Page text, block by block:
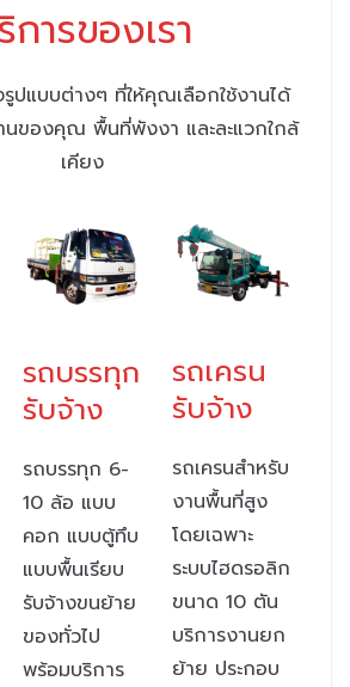
การของเรา
รูปแบบต่างๆ ที่ให้คุณเลือกใช้งานได้
นของคุณ พื้นที่พังงา และละแวกใกล้
เคียง
รถบรรทุก
รับจ้าง
รถบรรทุก 6-
10 ล้อ แบบ
คอก แบบตู้ทึบ
แบบพื้นเรียบ
รับจ้างขนย้าย
ของทั่วไป
พร้อมบริการ
รถเครน
รับจ้าง
รถเครนสำหรับ
งานพื้นที่สูง
โดยเฉพาะ
ระบบไฮดรอลิก
ขนาด 10 ตัน
บริการงานยก
ย้าย ประกอบ